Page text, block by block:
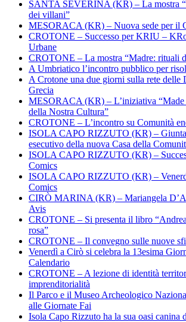
SANTA SEVERINA (KR) – La mostra
dei villani”
MESORACA (KR) – Nuova sede per il
CROTONE – Successo per KRIU –
Urbane
CROTONE – La mostra “Madre: rituali
A Umbriatico l’incontro pubblico per
A Crotone una due giorni sulla rete delle
Grecia
MESORACA (KR) – L’iniziativa
della Nostra Cultura”
CROTONE – L’incontro su Comunità
ISOLA CAPO RIZZUTO (KR) – Giunta
esecutivo della nuova Casa della
ISOLA CAPO RIZZUTO (KR) –
Comics
ISOLA CAPO RIZZUTO (KR) –
Comics
CIRÒ MARINA (KR) – Mariangela
Avis
CROTONE – Si presenta il libro
rosa”
CROTONE – Il convegno sulle nuove
Venerdì a Cirò si celebra la 13esima
Calendario
CROTONE – A lezione di identità
imprenditorialità
Il Parco e il Museo Archeologico
alle Giornate Fai
Isola Capo Rizzuto ha la sua oasi canina